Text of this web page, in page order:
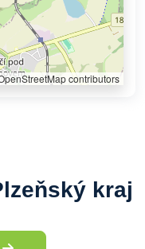
contributors
kraj